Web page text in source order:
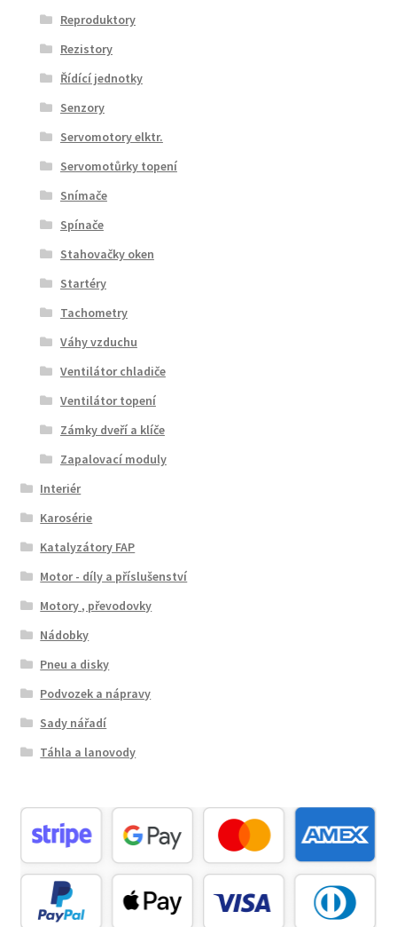
Reproduktory
Rezistory
Řídící jednotky
Senzory
Servomotory elktr.
Servomotůrky topení
Snímače
Spínače
Stahovačky oken
Startéry
Tachometry
Váhy vzduchu
Ventilátor chladiče
Ventilátor topení
Zámky dveří a klíče
Zapalovací moduly
Interiér
Karosérie
Katalyzátory FAP
Motor - díly a příslušenství
Motory , převodovky
Nádobky
Pneu a disky
Podvozek a nápravy
Sady nářadí
Táhla a lanovody